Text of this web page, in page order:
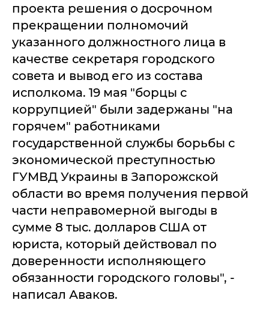
проекта решения о досрочном
прекращении полномочий
указанного должностного лица в
качестве секретаря городского
совета и вывод его из состава
исполкома. 19 мая "борцы с
коррупцией" были задержаны "на
горячем" работниками
государственной службы борьбы с
экономической преступностью
ГУМВД Украины в Запорожской
области во время получения первой
части неправомерной выгоды в
сумме 8 тыс. долларов США от
юриста, который действовал по
доверенности исполняющего
обязанности городского головы", -
написал Аваков.